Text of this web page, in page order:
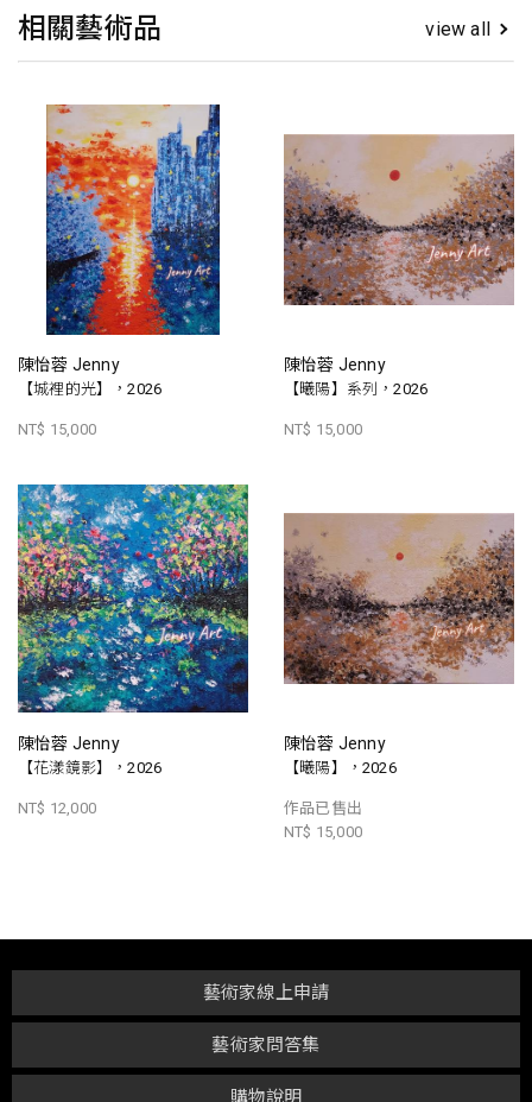
相關藝術品 view all
陳怡蓉 Jenny
【城裡的光】，2026
NT$ 15,000
陳怡蓉 Jenny
【曦陽】系列，2026
NT$ 15,000
陳怡蓉 Jenny
【花漾鏡影】，2026
NT$ 12,000
陳怡蓉 Jenny
【曦陽】，2026
作品已售出
NT$ 15,000
購物說明
藝術家問答集
藝術家線上申請